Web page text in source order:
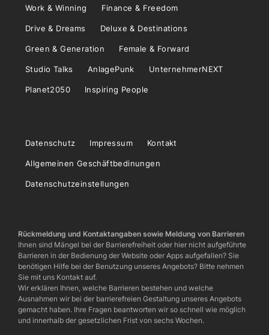
Work & Winning Finance & Freedom
Drive & Dreams Deluxe & Destinations
Green & Generation Female & Forward
Studio Talks AnlagePunk UnternehmerNEXT
Planet2050 Inspiring People
Datenschutz Impressum Kontakt
Allgemeinen Geschäftbedinungen
Datenschutzeinstellungen
Rückmeldung und Kontaktangaben sowie Meldung von Barrieren
Ihnen sind Mängel bei der Barrierefreiheit oder hier nicht aufgeführte
Barrieren in der Bedienung der Website oder Apps aufgefallen? Sie
benötigen Hilfe bei der Benutzung unseres Angebots? Bitte nehmen
Sie mit uns Kontakt auf.
Wir erklären Ihnen, welche Barrieren bestehen und welche
Ausnahmen wir bei der barrierefreien Gestaltung unseres Angebots
gemacht haben. Ihre Fragen beantworten wir so schnell wie möglich
und innerhalb der gesetzlichen Frist von sechs Wochen.